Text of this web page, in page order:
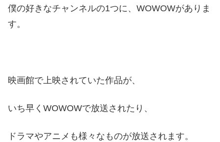
僕の好きなチャンネルの1つに、WOWOWがありま
す。
映画館で上映されていた作品が、
いち早くWOWOWで放送されたり、
ドラマやアニメも様々なものが放送されます。